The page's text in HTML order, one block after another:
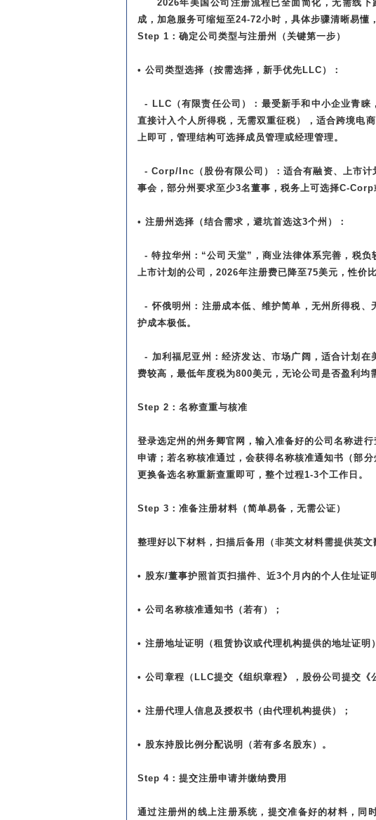
2026年美国公司注册流程已全面简化，无需线
成，加急服务可缩短至24-72小时，具体步骤清晰易懂
Step 1：确定公司类型与注册州（关键第一步）
• 公司类型选择（按需选择，新手优先LLC）：
- LLC（有限责任公司）：最受新手和中小企业青睐
直接计入个人所得税，无需双重征税），适合跨境电
上即可，管理结构可选择成员管理或经理管理。
- Corp/Inc（股份有限公司）：适合有融资、上市计
事会，部分州要求至少3名董事，税务上可选择C-
• 注册州选择（结合需求，避坑首选这3个州）：
- 特拉华州：“公司天堂”，商业法律体系完善，税负
上市计划的公司，2026年注册费已降至75美元，性价比
- 怀俄明州：注册成本低、维护简单，无州所得税、
护成本极低。
- 加利福尼亚州：经济发达、市场广阔，适合计划在
费较高，最低年度税为800美元，无论公司是否盈利均
Step 2：名称查重与核准
登录选定州的州务卿官网，输入准备好的公司名称进
申请；若名称核准通过，会获得名称核准通知书（部
更换备选名称重新查重即可，整个过程1-3个工作日。
Step 3：准备注册材料（简单易备，无需公证）
整理好以下材料，扫描后备用（非英文材料需提供英
• 股东/董事护照首页扫描件、近3个月内的个人住址证
• 公司名称核准通知书（若有）；
• 注册地址证明（租赁协议或代理机构提供的地址证明
• 公司章程（LLC提交《组织章程》，股份公司提交《
• 注册代理人信息及授权书（由代理机构提供）；
• 股东持股比例分配说明（若有多名股东）。
Step 4：提交注册申请并缴纳费用
通过注册州的线上注册系统，提交准备好的材料，同